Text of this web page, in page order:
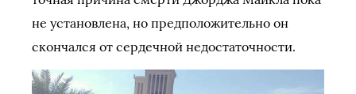
не установлена, но предположительно он
скончался от сердечной недостаточности.